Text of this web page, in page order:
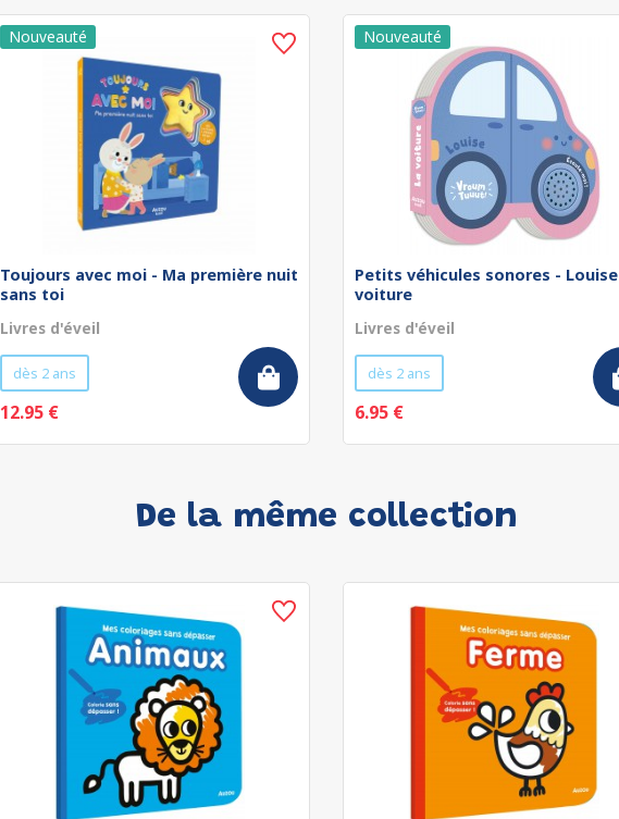
Toujours avec moi - Ma première nuit
sans toi
Livres d'éveil
dès 2 ans
12.95 €
Petits véhicules sonores -
voiture
Livres d'éveil
dès 2 ans
6.95 €
De la même collection